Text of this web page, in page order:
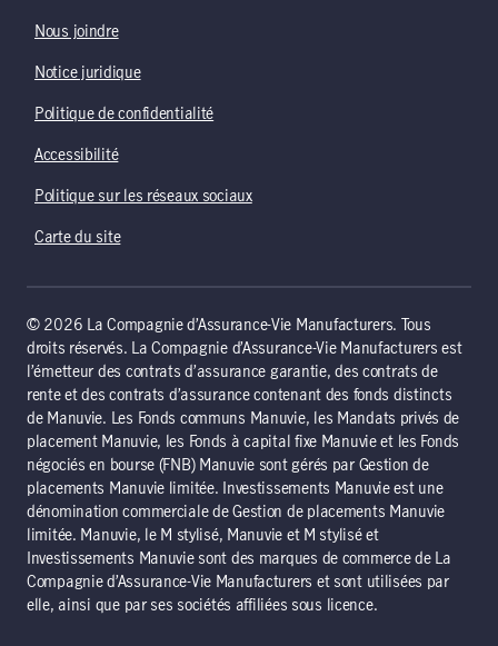
Nous joindre
Notice juridique
Politique de confidentialité
Accessibilité
Politique sur les réseaux sociaux
Carte du site
© 2026 La Compagnie d’Assurance-Vie Manufacturers. Tous
droits réservés. La Compagnie d’Assurance-Vie Manufacturers est
l’émetteur des contrats d’assurance garantie, des contrats de
rente et des contrats d’assurance contenant des fonds distincts
de Manuvie. Les Fonds communs Manuvie, les Mandats privés de
placement Manuvie, les Fonds à capital fixe Manuvie et les Fonds
négociés en bourse (FNB) Manuvie sont gérés par Gestion de
placements Manuvie limitée. Investissements Manuvie est une
dénomination commerciale de Gestion de placements Manuvie
limitée. Manuvie, le M stylisé, Manuvie et M stylisé et
Investissements Manuvie sont des marques de commerce de La
Compagnie d’Assurance-Vie Manufacturers et sont utilisées par
elle, ainsi que par ses sociétés affiliées sous licence.